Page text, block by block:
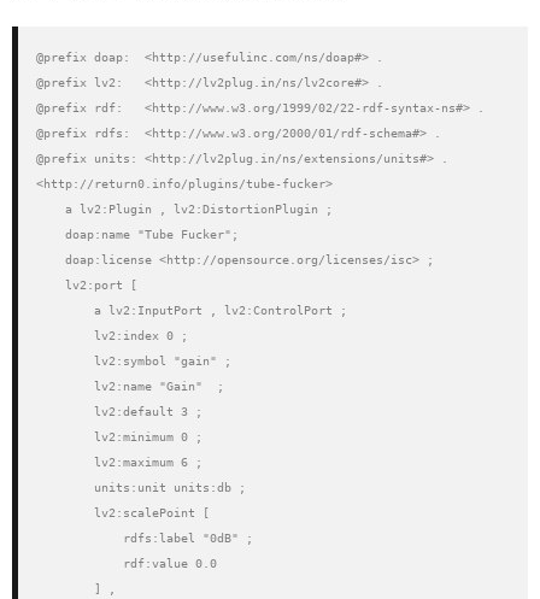
@prefix doap:  <http://usefulinc.com/ns/doap#> .
@prefix lv2:   <http://lv2plug.in/ns/lv2core#> .
@prefix rdf:   <http://www.w3.org/1999/02/22-rdf-syntax-ns#> .
@prefix rdfs:  <http://www.w3.org/2000/01/rdf-schema#> .
@prefix units: <http://lv2plug.in/ns/extensions/units#> .
<http://return0.info/plugins/tube-fucker>
    a lv2:Plugin , lv2:DistortionPlugin ;
    doap:name "Tube Fucker";
    doap:license <http://opensource.org/licenses/isc> ;
    lv2:port [
        a lv2:InputPort , lv2:ControlPort ;
        lv2:index 0 ;
        lv2:symbol "gain" ;
        lv2:name "Gain"  ;
        lv2:default 3 ;
        lv2:minimum 0 ;
        lv2:maximum 6 ;
        units:unit units:db ;
        lv2:scalePoint [
            rdfs:label "0dB" ;
            rdf:value 0.0
        ] ,